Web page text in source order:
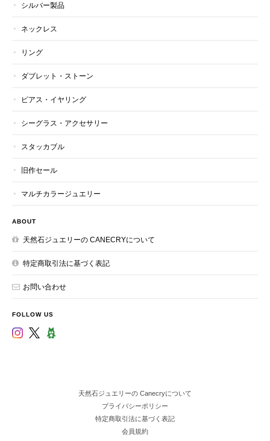
シルバー製品
ネックレス
リング
ダブレット・ストーン
ピアス・イヤリング
シーグラス・アクセサリー
スタッカブル
旧作セール
マルチカラージュエリー
ABOUT
天然石ジュエリーの CANECRYについて
特定商取引法に基づく表記
お問い合わせ
FOLLOW US
天然石ジュエリーの Canecryについて
プライバシーポリシー
特定商取引法に基づく表記
会員規約